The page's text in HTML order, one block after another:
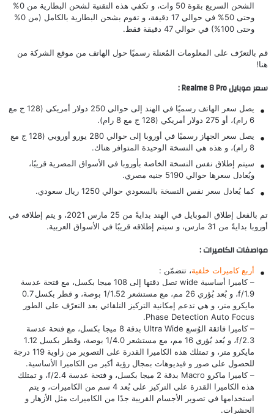
الشحن السريع بقوة 50 وات، و تكفي هذه التقنية لشحن البطارية من 0%
وحتى 50% في حوالي 17 دقيقة، و تقوم بشحن البطارية بالكامل (من 0%
وحتى 100%) في حوالي 47 دقيقة فقط.
قم بالتعرّف على المعلومات المُعنلة رسميًا حول الهاتف من موقع الشركة من
هنا!
سعر موبايل Realme 8 Pro :
يصل سعر الهاتف رسميًا في الهند إلى حوالي 250 دولار أمريكي (128 ج مع
6 رام)، أو 275 دولار أمريكي (128 ج مع 8 رام).
يصل سعر الجهاز رسميًا في أوروبا إلى حوالي 280 يورو أوروبي (128 ج مع
8 رام)، و هذه هي النسخة الوحيدة المتوافر هناك.
سيتم إطلاق نفس النسخة الخاصة بأوروبا في الأسواق المصرية قريبًا،
ويُعادل سعرها حوالي 5190 جنيه مصري.
كما يُعادل سعر نفس النسخة بالسعودي حوالي 1250 ريال سعودي.
تم بالفعل إطلاق الموبايل في الهند بدايةً من 25 مارس 2021، و يتم إطلاقه في
أوروبا بدايةً من 31 مارس، و سيتم إطلاقه قريبًا في الأسواق العربية.
مواصفات الكاميرات :
أربع كاميرات خلفية، تتضمّن :
– كاميرا أساسية wide تصل دقتها إلى 108 ميجا بكسل، مع فتحة عدسة
f/1.9، و بُعد بُؤري 26 مم، مع مستشعر 1/1.52 بوصة، و قطر بكسل 0.7
مايكرو متر، و هي تدعم إمكانية التركيز التلقائي بعد التعرّف على الطور
Phase Detection Auto Focus.
– كاميرا فائقة الوُسع Ultra Wide بدقة 8 ميجا بكسل، مع فتحة عدسة
f/2.3، و بُعد بُؤري 16 مم، مع مستشعر 1/4.0 بوصة، وقطر بكسل 1.12
مايكرو متر، و تمتلك هذه الكاميرا القدرة على التصوير من زاوية 119 درجة
للحصول على صور و فيديوهات بمجال رؤية أكبر من الكاميرا الأساسية.
– كاميرا ماكرو Macro بدقة 2 ميجا بكسل، و فتحة عدسة f/2.4، و تمتلك
هذه الكاميرا القدرة على التركيز على بُعد 4 سم من الكاميرات، و يتم
استخدامها في تصوير الأجسام القريبة جدًا من الكاميرات مثل الأزهار و
الحشرات.